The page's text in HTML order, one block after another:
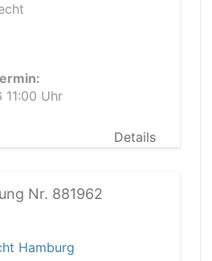
11:00 Uhr
Details
Nr. 881962
Hamburg